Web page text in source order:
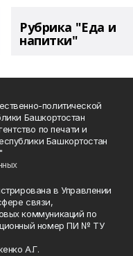
Рубрика "Еда и
напитки"
политической
Башкортостан
по печати и
Башкортостан
в Управлении
связи,
коммуникаций по
номер ПИ № ТУ
А.Г.